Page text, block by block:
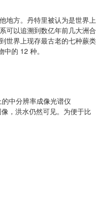
地方。丹特里被认为是世界上
可以追溯到数亿年前几大洲合
世界上现存最古老的七种蕨类
的 12 种。
中分辨率成像光谱仪
，洪水仍然可见。为便于比